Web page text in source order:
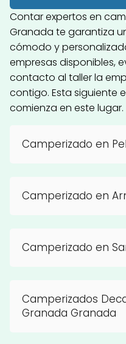
Contar expertos en
Granada te garantiza
cómodo y
empresas disponibles,
contacto al taller la
contigo. Esta siguiente
comienza en este lugar.
Camperizado en
Camperizado en
Camperizado en
Camperizados
Granada Granada